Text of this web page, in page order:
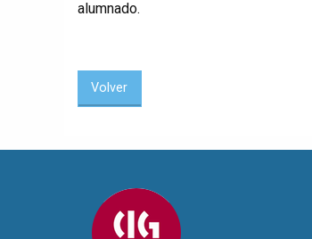
alumnado.
Volver